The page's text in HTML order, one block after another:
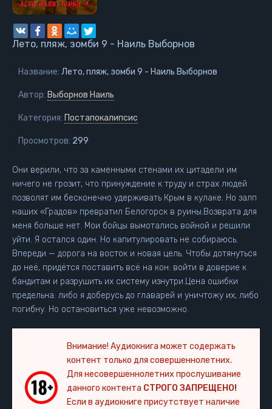
Лето, пляж, зомби 9 - Наиль Выборнов
Название: Лето, пляж, зомби 9 - Наиль Выборнов
Автор: Выборнов Наиль
Категория: Постапокалипсис
Просмотров: 299
Они верили, что за каменными стенами их цитадели им
ничего не грозит, что принуждение к труду и страх людей
позволят им бесконечно удерживать Крым в кулаке. Но залп
наших «Градов» превратил Белогорск в руины.Возврата для
меня больше нет. Мои бойцы вымотались войной и решили
уйти. Я остался один. Но капитулировать не собираюсь.
Впереди — дорога на восток и новая цель. Чтобы дотянуться
до неё, придётся поставить всё на кон: войти в доверие к
бандитам и разрушить их систему изнутри.Цена ошибки
предельна: либо я доберусь до главарей и уничтожу их, либо
погибну. Но остановиться уже невозможно.
Внимание! Аудиокнига может содержать
контент только для совершеннолетних.
Для несовершеннолетних прослушивание
данного контента СТРОГО ЗАПРЕЩЕНО!
Если в аудиокниге присутствует наличие